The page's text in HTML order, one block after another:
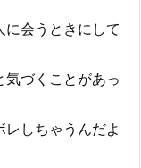
会うときにして
気づくことがあっ
しちゃうんだよ